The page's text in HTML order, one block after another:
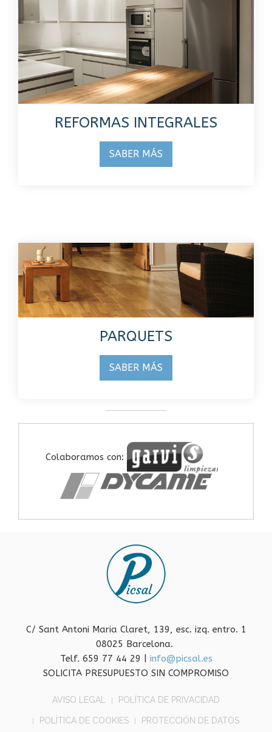
REFORMAS INTEGRALES
SABER MÁS
PARQUETS
SABER MÁS
Colaboramos con:
C/ Sant Antoni Maria Claret, 139, esc. izq. entro. 1
08025 Barcelona.
Telf. 659 77 44 29 | info@picsal.es
SOLICITA PRESUPUESTO SIN COMPROMISO
AVISO LEGAL POLÍTICA DE PRIVACIDAD
POLÍTICA DE COOKIES PROTECCIÓN DE DATOS